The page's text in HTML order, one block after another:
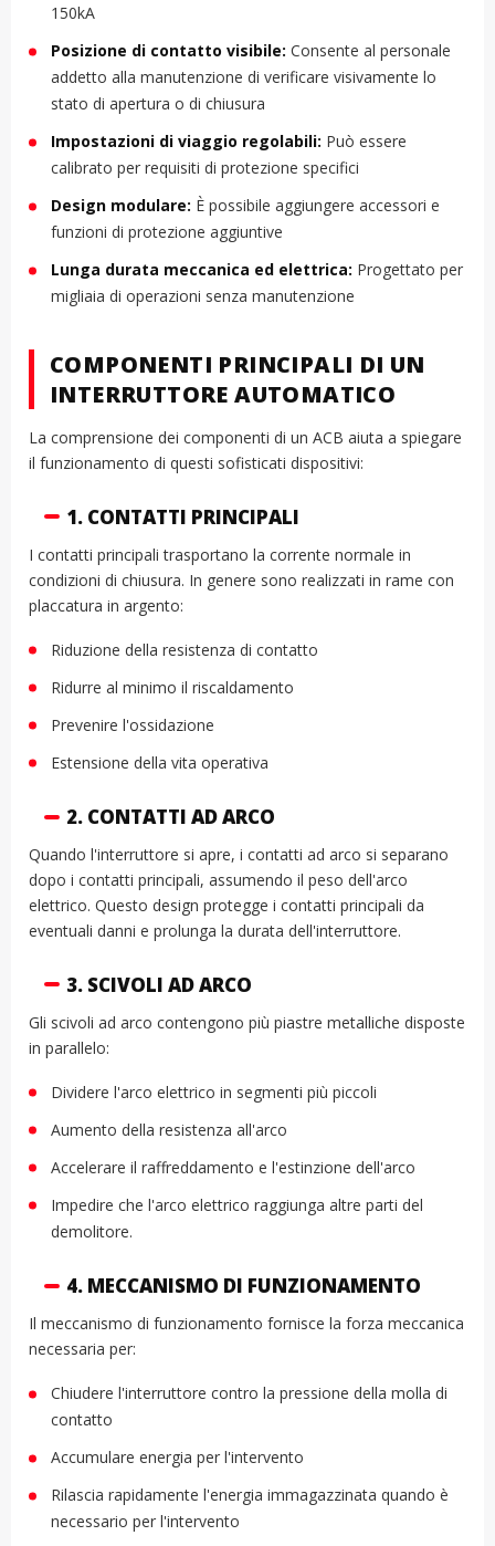
150kA
Posizione di contatto visibile: Consente al personale
addetto alla manutenzione di verificare visivamente lo
stato di apertura o di chiusura
Impostazioni di viaggio regolabili: Può essere
calibrato per requisiti di protezione specifici
Design modulare: È possibile aggiungere accessori e
funzioni di protezione aggiuntive
Lunga durata meccanica ed elettrica: Progettato per
migliaia di operazioni senza manutenzione
COMPONENTI PRINCIPALI DI UN
INTERRUTTORE AUTOMATICO
La comprensione dei componenti di un ACB aiuta a spiegare
il funzionamento di questi sofisticati dispositivi:
1. CONTATTI PRINCIPALI
I contatti principali trasportano la corrente normale in
condizioni di chiusura. In genere sono realizzati in rame con
placcatura in argento:
Riduzione della resistenza di contatto
Ridurre al minimo il riscaldamento
Prevenire l'ossidazione
Estensione della vita operativa
2. CONTATTI AD ARCO
Quando l'interruttore si apre, i contatti ad arco si separano
dopo i contatti principali, assumendo il peso dell'arco
elettrico. Questo design protegge i contatti principali da
eventuali danni e prolunga la durata dell'interruttore.
3. SCIVOLI AD ARCO
Gli scivoli ad arco contengono più piastre metalliche disposte
in parallelo:
Dividere l'arco elettrico in segmenti più piccoli
Aumento della resistenza all'arco
Accelerare il raffreddamento e l'estinzione dell'arco
Impedire che l'arco elettrico raggiunga altre parti del
demolitore.
4. MECCANISMO DI FUNZIONAMENTO
Il meccanismo di funzionamento fornisce la forza meccanica
necessaria per:
Chiudere l'interruttore contro la pressione della molla di
contatto
Accumulare energia per l'intervento
Rilascia rapidamente l'energia immagazzinata quando è
necessario per l'intervento